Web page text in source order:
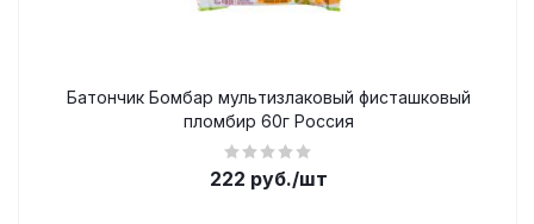
Батончик Бомбар мультизлаковый фисташковый
пломбир 60г Россия
222 руб./шт